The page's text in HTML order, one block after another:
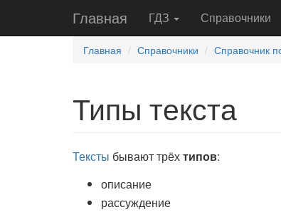
Главная ГДЗ Справочники
Главная Справочники Справочник
Типы текста
Тексты бывают трёхтипов:
описание
рассуждение